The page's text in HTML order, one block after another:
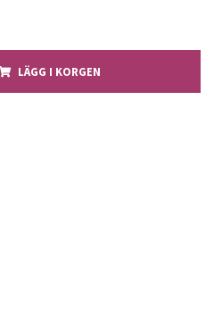
LÄGG I KORGEN